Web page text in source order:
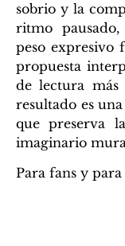
sobrio y la
ritmo
peso expresivo
propuesta
de lectura más
resultado es
que preserva
imaginario
Para fans y